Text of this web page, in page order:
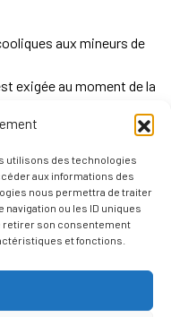
utilisons des technologies
aux informations des
nous permettra de traiter
ou les ID uniques
retirer son consentement
et fonctions.
aux mineurs de
exigée au moment de la
santé. Sachez